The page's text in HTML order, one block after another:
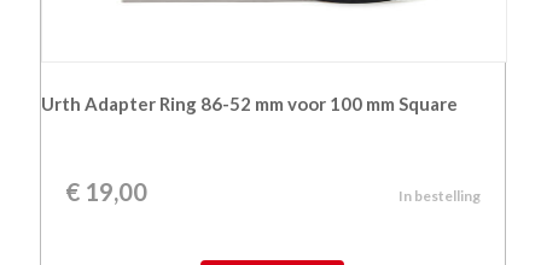
Urth Adapter Ring 86-52 mm voor 100 mm Square
€19,00 In bestelling